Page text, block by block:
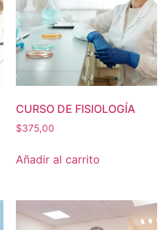
CURSO DE FISIOLOGÍA
$375,00
Añadir al carrito